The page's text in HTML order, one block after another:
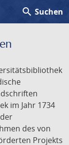
search Suchen
im Jahr 1734
des von
Projekts